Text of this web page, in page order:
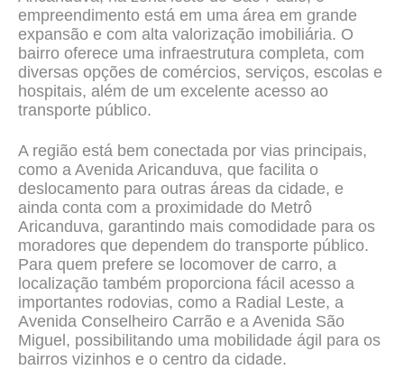
empreendimento está em uma área em grande
expansão e com alta valorização imobiliária. O
bairro oferece uma infraestrutura completa, com
diversas opções de comércios, serviços, escolas e
hospitais, além de um excelente acesso ao
transporte público.
A região está bem conectada por vias principais,
como a Avenida Aricanduva, que facilita o
deslocamento para outras áreas da cidade, e
ainda conta com a proximidade do Metrô
Aricanduva, garantindo mais comodidade para os
moradores que dependem do transporte público.
Para quem prefere se locomover de carro, a
localização também proporciona fácil acesso a
importantes rodovias, como a Radial Leste, a
Avenida Conselheiro Carrão e a Avenida São
Miguel, possibilitando uma mobilidade ágil para os
bairros vizinhos e o centro da cidade.